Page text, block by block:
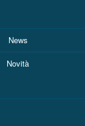
News
Novità